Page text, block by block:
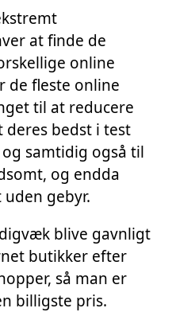
at finde de
online
de fleste online
til at reducere
deres bedst i test
samtidig også til
og endda
gebyr.
blive gavnligt
butikker efter
så man er
billigste pris.